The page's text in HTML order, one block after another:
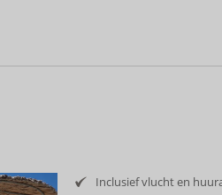
Inclusief vlucht en